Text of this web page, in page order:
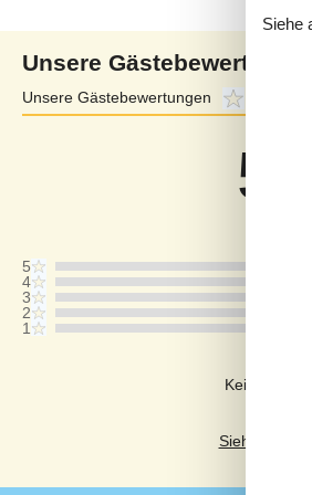
Unsere Gästebewertungen
Unsere Gästebewertungen
5,0
5
4
3
2
1
Keine
Siehe
Siehe